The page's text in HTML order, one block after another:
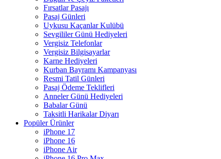
Fırsatlar Pasajı
Pasaj Günleri
Uykusu Kaçanlar Kulübü
Sevgililer Günü Hediyeleri
Vergisiz Telefonlar
Vergisiz Bilgisayarlar
Karne Hediyeleri
Kurban Bayramı Kampanyası
Resmi Tatil Günleri
Pasaj Ödeme Teklifleri
Anneler Günü Hediyeleri
Babalar Günü
Taksitli Harikalar Diyarı
Popüler Ürünler
iPhone 17
iPhone 16
iPhone Air